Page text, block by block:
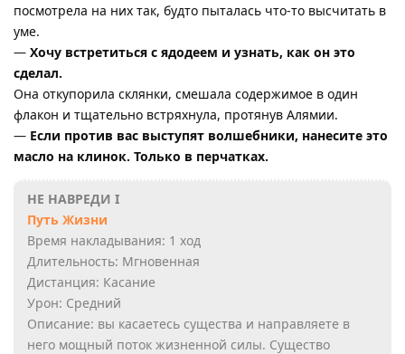
посмотрела на них так, будто пыталась что-то высчитать в
уме.
— Хочу встретиться с ядодеем и узнать, как он это
сделал.
Она откупорила склянки, смешала содержимое в один
флакон и тщательно встряхнула, протянув Алямии.
— Если против вас выступят волшебники, нанесите это
масло на клинок. Только в перчатках.
НЕ НАВРЕДИ I
Путь Жизни
Время накладывания: 1 ход
Длительность: Мгновенная
Дистанция: Касание
Урон: Средний
Описание: вы касаетесь существа и направляете в
него мощный поток жизненной силы. Существо